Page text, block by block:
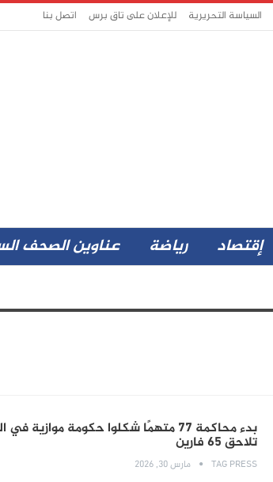
السياسة التحريرية للإعلان على تاق برس اتصل بنا
إقتصاد رياضة عناوين الصحف
بدء محاكمة 77 متهمًا شكلوا حكومة
تلاحق 65 فارين
TAG PRESS مارس 30, 2026